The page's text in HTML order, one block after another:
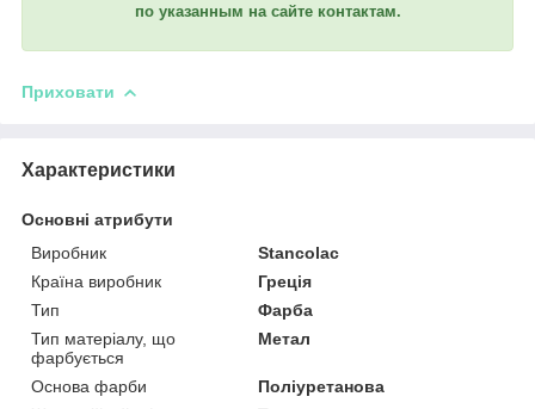
по указанным на сайте контактам.
Приховати
Характеристики
Основні атрибути
Виробник
Stancolac
Країна виробник
Греція
Тип
Фарба
Тип матеріалу, що
фарбується
Метал
Основа фарби
Поліуретанова